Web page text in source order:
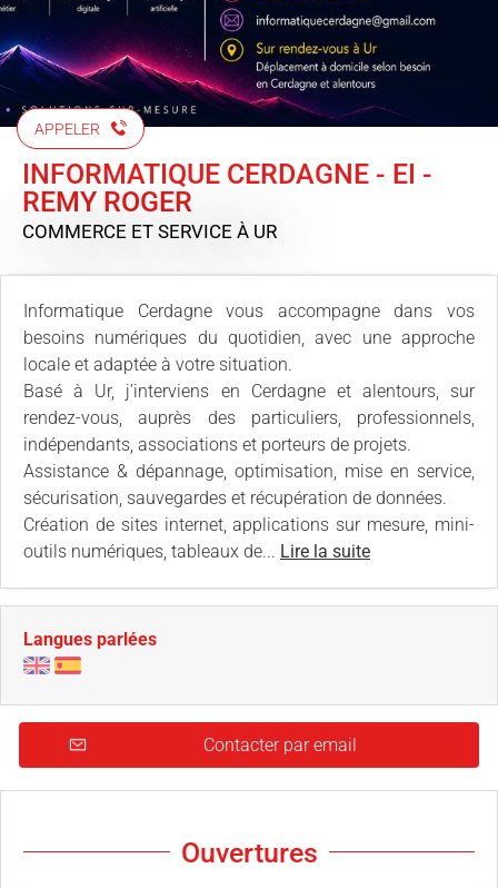
APPELER
INFORMATIQUE CERDAGNE - EI -
REMY ROGER
COMMERCE ET SERVICE À UR
Informatique Cerdagne vous accompagne dans vos
besoins numériques du quotidien, avec une approche
locale et adaptée à votre situation.
Basé à Ur, j’interviens en Cerdagne et alentours, sur
rendez-vous, auprès des particuliers, professionnels,
indépendants, associations et porteurs de projets.
Assistance & dépannage, optimisation, mise en service,
sécurisation, sauvegardes et récupération de données.
Création de sites internet, applications sur mesure, mini-
outils numériques, tableaux de... Lire la suite
Langues parlées
Contacter par email
Ouvertures